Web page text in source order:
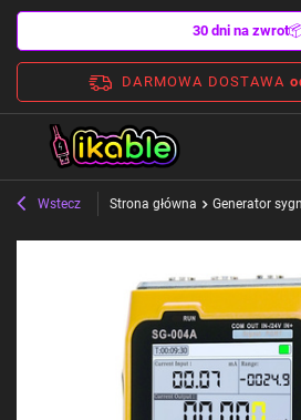
30 dni na zwrot
DARMOWA DOSTAWA
Wstecz Strona główna Generator